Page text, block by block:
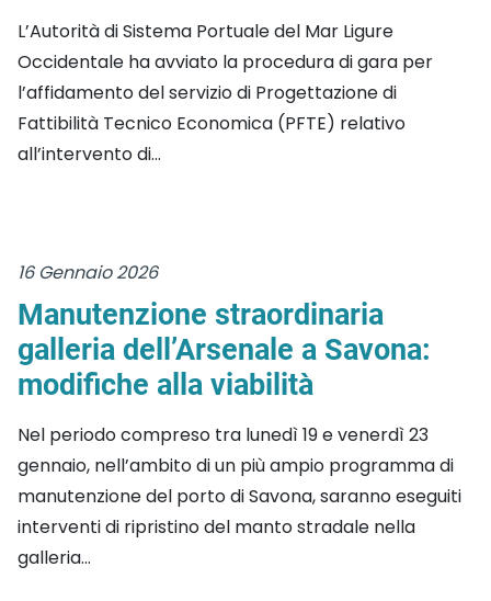
L’Autorità di Sistema Portuale del Mar Ligure
Occidentale ha avviato la procedura di gara per
l’affidamento del servizio di Progettazione di
Fattibilità Tecnico Economica (PFTE) relativo
all’intervento di...
16 Gennaio 2026
Manutenzione straordinaria
galleria dell’Arsenale a Savona:
modifiche alla viabilità
Nel periodo compreso tra lunedì 19 e venerdì 23
gennaio, nell’ambito di un più ampio programma di
manutenzione del porto di Savona, saranno eseguiti
interventi di ripristino del manto stradale nella
galleria...